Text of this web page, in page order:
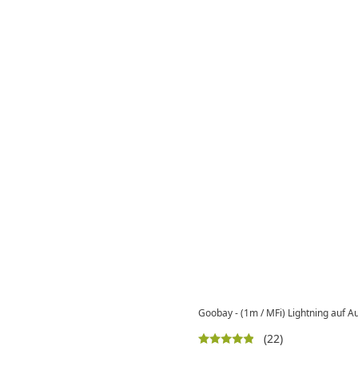
Goobay - (1m / MFi) Lightning auf
(22)